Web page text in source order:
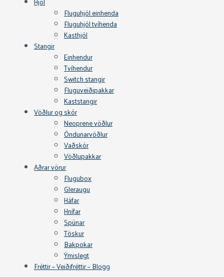
Fluguhjól einhenda
Fluguhjól tvíhenda
Kasthjól
Stangir
Einhendur
Tvíhendur
Switch stangir
Fluguveiðipakkar
Kaststangir
Vöðlur og skór
Neoprene vöðlur
Öndunarvöðlur
Vaðskór
Vöðlupakkar
Aðrar vörur
Flugubox
Gleraugu
Háfar
Hnífar
Spúnar
Töskur
Bakpokar
Ýmislegt
Fréttir – Veiðifréttir – Blogg